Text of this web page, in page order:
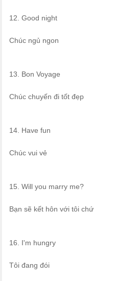
12. Good night
Chúc ngủ ngon
13. Bon Voyage
Chúc chuyến đi tốt đẹp
14. Have fun
Chúc vui vẻ
15. Will you marry me?
Bạn sẽ kết hôn với tôi chứ
16. I'm hungry
Tôi đang đói